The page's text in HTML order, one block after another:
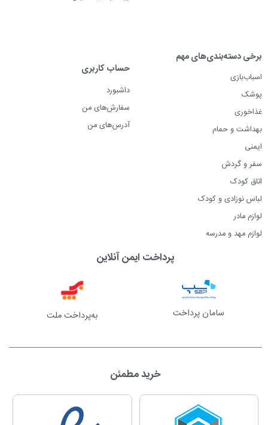
برخی دسته‌بندی‌های مهم
اسباب‌بازی
پوشک
غذاخوری
بهداشت و حمام
ایمنی
سفر و گردش
اتاق کودک
لباس نوزادی و کودک
لوازم مادر
لوازم مهد و مدرسه
حساب کاربری
داشبورد
سفارش‌های من
آدرس‌های من
پرداخت ایمن آنلاین
سامان پرداخت به‌پرداخت ملت
خرید مطمئن